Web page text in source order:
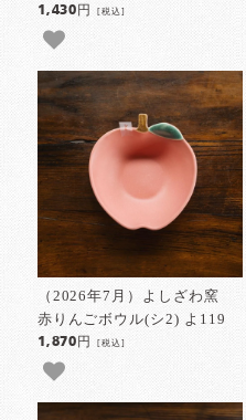
1,430円[税込]
（2026年7月）よしざわ窯
赤りんごボウル(シ2) よ119
1,870円[税込]